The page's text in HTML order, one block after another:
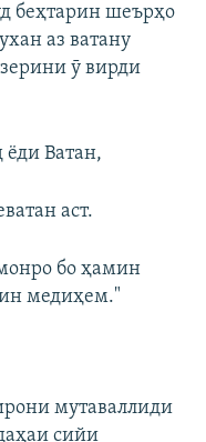
беҳтарин шеърҳо
аз ватану
ӯ вирди
ёди Ватан,
аст.
бо ҳамин
медиҳем."
мутаваллиди
сийи